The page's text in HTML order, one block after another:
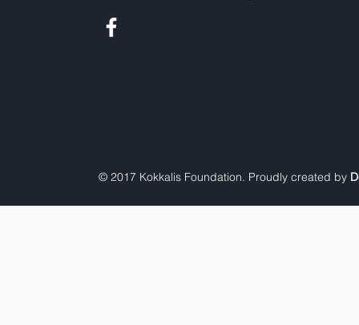
© 2017 Kokkalis Foundation. Proudly created by